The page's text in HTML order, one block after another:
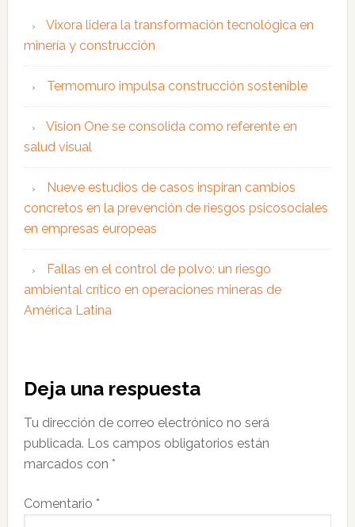
Vixora lidera la transformación tecnológica en
minería y construcción
Termomuro impulsa construcción sostenible
Vision One se consolida como referente en
salud visual
Nueve estudios de casos inspiran cambios
concretos en la prevención de riesgos psicosociales
en empresas europeas
Fallas en el control de polvo: un riesgo
ambiental crítico en operaciones mineras de
América Latina
Interacciones
con
los
lectores
Deja una respuesta
Tu dirección de correo electrónico no será
publicada. Los campos obligatorios están
marcados con *
Comentario *